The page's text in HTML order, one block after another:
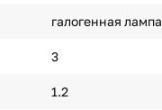
галогенная лампа
3
1.2